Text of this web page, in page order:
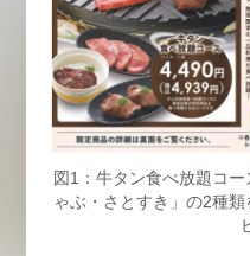
図1：牛タン食べ放題コ
ゃぶ・さとすき」の2種